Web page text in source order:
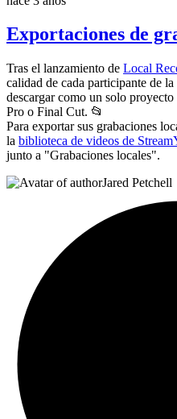
Exportaciones de
Tras el lanzamiento de Local
calidad de cada participante de
descargar como un solo
Pro o Final Cut. 📂
Para exportar sus grabaciones
la biblioteca de videos de
junto a "Grabaciones locales".
Jared Petchell